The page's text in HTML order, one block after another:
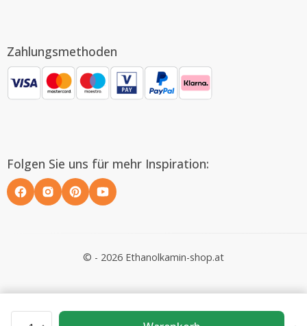
Zahlungsmethoden
Folgen Sie uns für mehr Inspiration:
© - 2026 Ethanolkamin-shop.at